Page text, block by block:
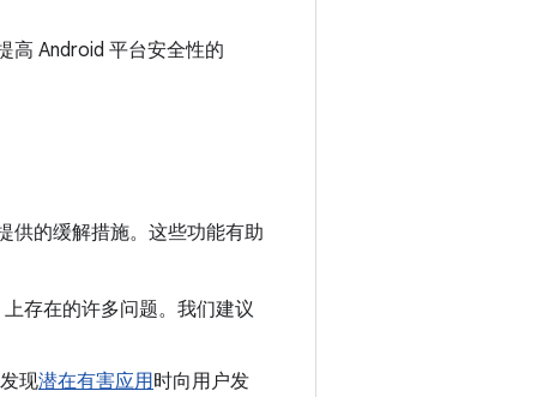
高 Android 平台安全性的
供的缓解措施。这些功能有助
存在的许多问题。我们建议
现潜在有害应用时向用户发